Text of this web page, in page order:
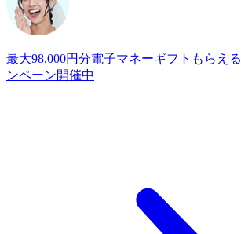
最大98,000円分電子マネーギフトもらえる
ンペーン開催中